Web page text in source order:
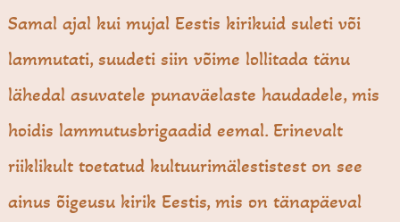
Samal ajal kui mujal Eestis kirikuid suleti või
lammutati, suudeti siin võime lollitada tänu
lähedal asuvatele punaväelaste haudadele, mis
hoidis lammutusbrigaadid eemal. Erinevalt
riiklikult toetatud kultuurimälestistest on see
ainus õigeusu kirik Eestis, mis on tänapäeval